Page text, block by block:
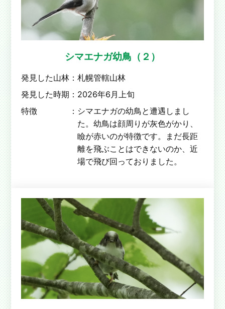
シマエナガ幼鳥（２）
発見した山林：札幌管轄山林
発見した時期： 2026年6月上旬
特徴 ： シマエナガの幼鳥と遭遇しまし
た。幼鳥は顔周りが灰色がかり、
瞼が赤いのが特徴です。まだ長距
離を飛ぶことはできないのか、近
場で飛び回っておりました。